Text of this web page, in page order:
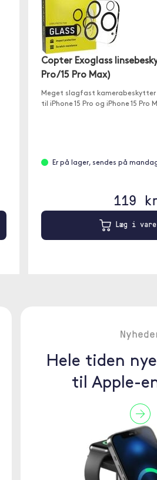
Copter Exoglass
Pro/15 Pro Max)
Meget slagfast
til iPhone 15 Pro og iPhone 15 Pro
Er på lager, sendes på
119
Læg i
Hele tiden
til Apple-